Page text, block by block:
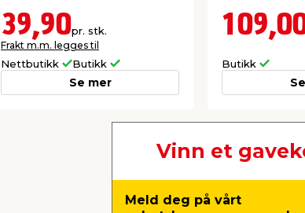
39,90pr. stk.
Frakt m.m. legges til
Nettbutikk Butikk
Se mer
Butikk
Vinn et
Meld deg på vårt